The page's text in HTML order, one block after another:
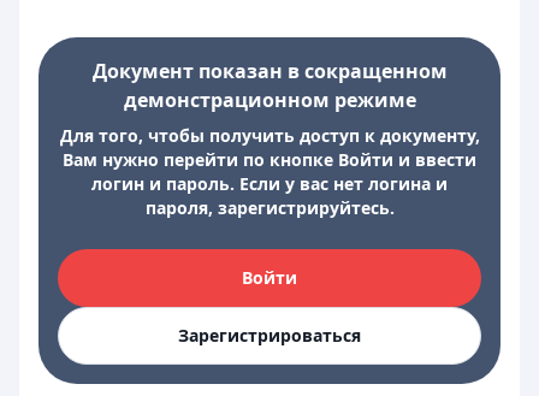
Документ показан в сокращенном
демонстрационном режиме
Для того, чтобы получить доступ к документу,
Вам нужно перейти по кнопке Войти и ввести
логин и пароль. Если у вас нет логина и
пароля, зарегистрируйтесь.
Войти
Зарегистрироваться